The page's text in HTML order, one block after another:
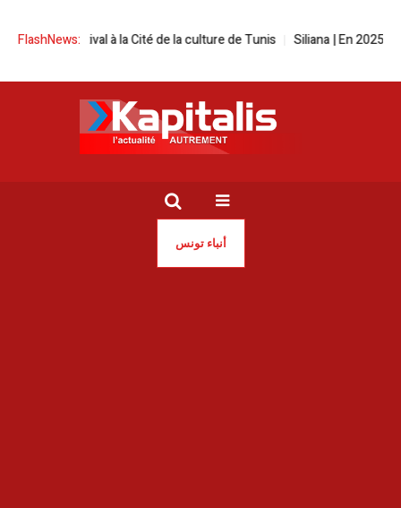
FlashNews:
festival à la Cité de la culture de Tunis Siliana | En 2025, les
أنباء تونس